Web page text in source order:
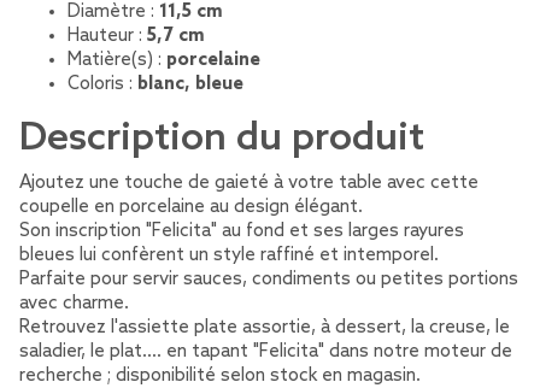
Diamètre : 11,5 cm
Hauteur : 5,7 cm
Matière(s) : porcelaine
Coloris : blanc, bleue
Description du produit
Ajoutez une touche de gaieté à votre table avec cette
coupelle en porcelaine au design élégant.
Son inscription "Felicita" au fond et ses larges rayures
bleues lui confèrent un style raffiné et intemporel.
Parfaite pour servir sauces, condiments ou petites portions
avec charme.
Retrouvez l'assiette plate assortie, à dessert, la creuse, le
saladier, le plat.... en tapant "Felicita" dans notre moteur de
recherche ; disponibilité selon stock en magasin.